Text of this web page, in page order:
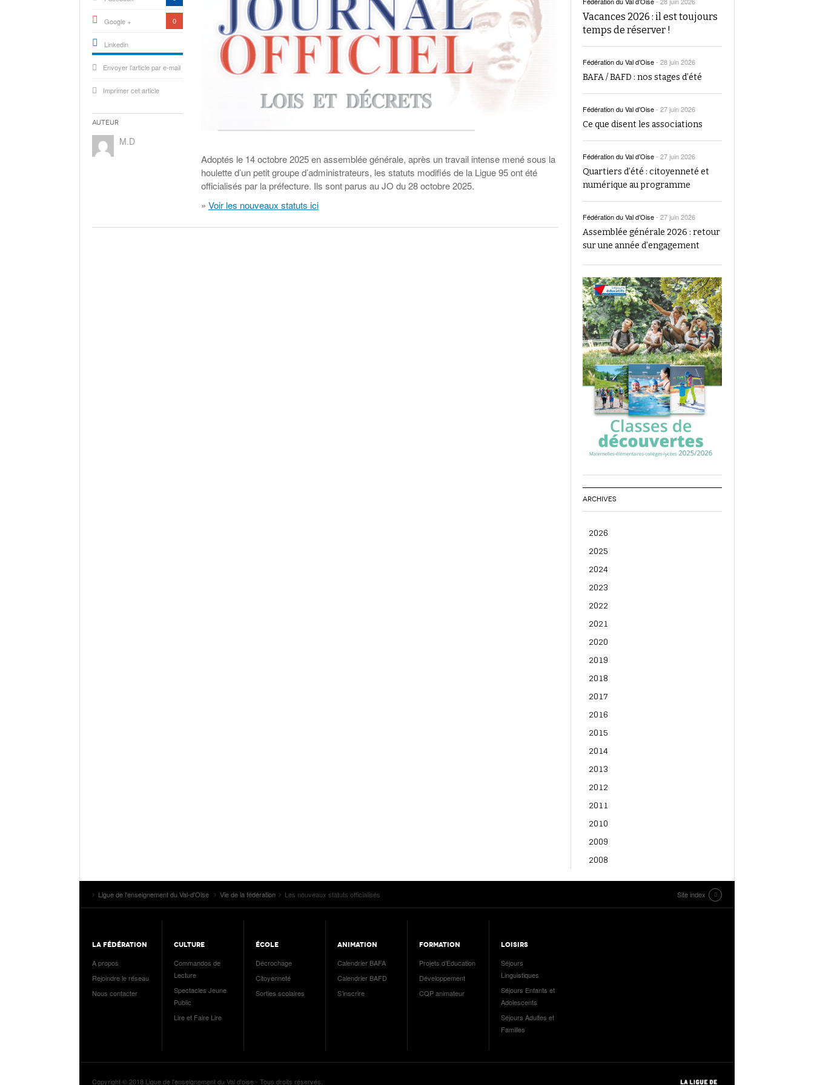
Malle pédagogique «
Parcours d’exils d’hier
et d’aujourd’hui »
La ligue 95 et
Recyclivre
Lutte contre
l’illettrisme
Education aux médias
Les veilleurs de l’info
Education verte
Formation Eco-
délégué.es
Actualité Ecole
Pour s’inscrire
Adoptés le 14 octobre 2025 en assemblée générale, après un travail intense mené sous la
houlette d’un petit groupe d’administrateurs, les statuts modifiés de la Ligue 95 ont été
officialisés par la préfecture. Ils sont parus au JO du 28 octobre 2025.
» Voir les nouveaux statuts ici
Google + 0
Linkedin
icon[type=linkedin-bug]
[color=inverse]
Envoyer l'article par e-mail
Imprimer cet article
Auteur
M.D
Vacances 2026 : il est toujours
temps de réserver !
Fédération du Val d’Oise- 28 juin 2026
BAFA / BAFD : nos stages d’été
Fédération du Val d’Oise- 27 juin 2026
Ce que disent les associations
Fédération du Val d’Oise- 27 juin 2026
Quartiers d’été : citoyenneté et
numérique au programme
Fédération du Val d’Oise- 27 juin 2026
Assemblée générale 2026 : retour
sur une année d’engagement
ARCHIVES
2026
2025
2024
2023
2022
2021
2020
2019
2018
2017
2016
2015
2014
2013
2012
2011
2010
2009
2008
Ligue de l'enseignement du Val-d'Oise Vie de la fédération Les nouveaux statuts officialisés Site index
LA FÉDÉRATION
A propos
Rejoindre le réseau
Nous contacter
CULTURE
Commandos de
Lecture
Spectacles Jeune
Public
Lire et Faire Lire
ÉCOLE
Décrochage
Citoyenneté
Sorties scolaires
ANIMATION
Calendrier BAFA
Calendrier BAFD
S’inscrire
FORMATION
Projets d’Education
Développement
CQP animateur
LOISIRS
Séjours
Linguistiques
Séjours Enfants et
Adolescents
Séjours Adultes et
Familles
Copyright © 2018 Ligue de l'enseignement du Val d'oise - Tous droits réservés.